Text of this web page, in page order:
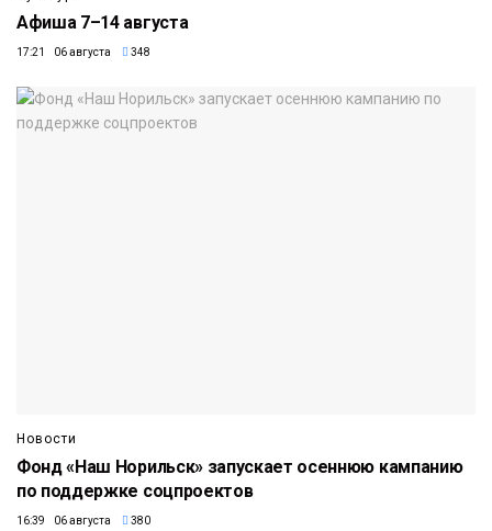
Афиша 7–14 августа
17:21 06 августа 348
Новости
Фонд «Наш Норильск» запускает осеннюю кампанию
по поддержке соцпроектов
16:39 06 августа 380